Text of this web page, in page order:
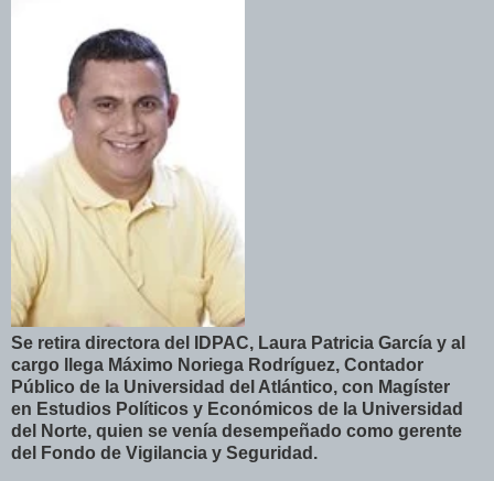
Se retira directora del IDPAC, Laura Patricia García y al
cargo llega Máximo Noriega Rodríguez, Contador
Público de la Universidad del Atlántico, con Magíster
en Estudios Políticos y Económicos de la Universidad
del Norte, quien se venía desempeñado como gerente
del Fondo de Vigilancia y Seguridad.